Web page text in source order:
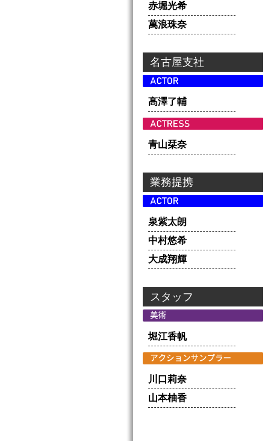
赤堀光希
萬浪珠奈
名古屋支社
髙澤了輔
青山栞奈
業務提携
泉紫太朗
中村悠希
大成翔輝
スタッフ
堀江香帆
川口莉奈
山本柚香